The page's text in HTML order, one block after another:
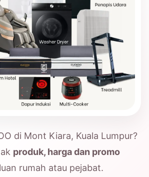
di Mont Kiara, Kuala Lumpur?
produk, harga dan promo
rumah atau pejabat.